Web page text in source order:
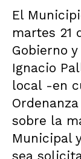
El
martes 21
Gobierno
Ignacio
local -en
sobre la
Municipal
sea